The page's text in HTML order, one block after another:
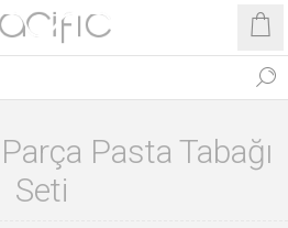
Pasta Tabağı
Seti